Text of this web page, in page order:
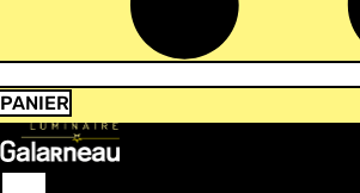
PANIER